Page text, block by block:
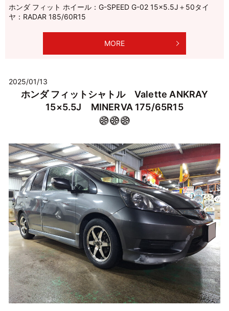
ホンダ フィット ホイール：G-SPEED G-02 15×5.5J＋50タイ
ヤ：RADAR 185/60R15
MORE
2025/01/13
ホンダ フィットシャトル Valette ANKRAY
15×5.5J MINERVA 175/65R15